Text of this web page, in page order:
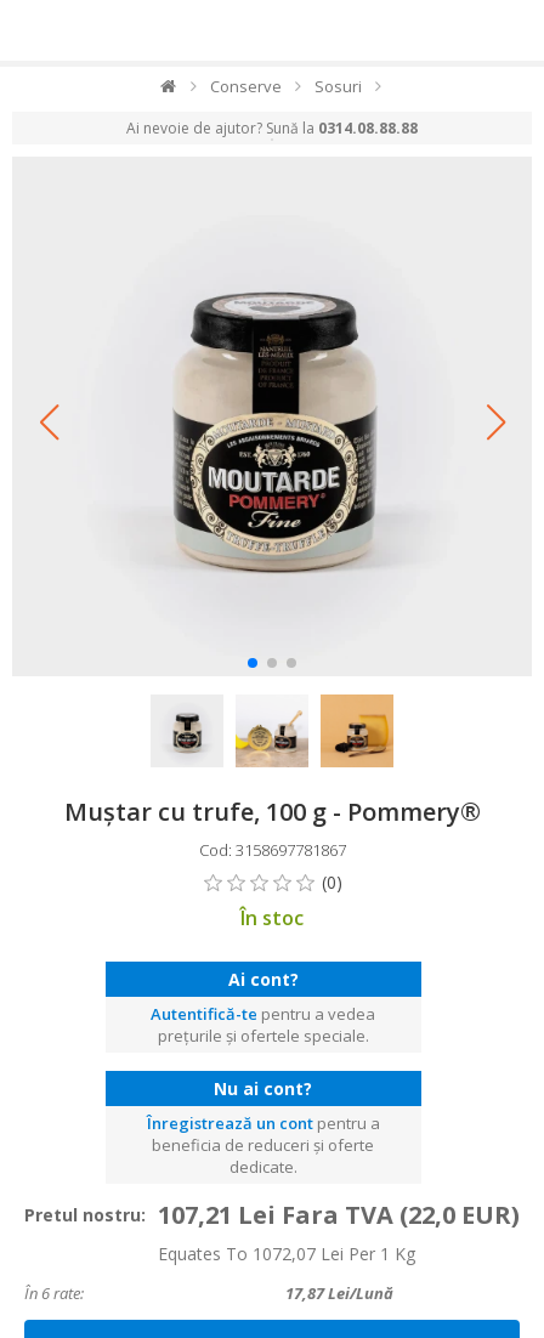
Conserve Sosuri
Ai nevoie de ajutor? Sună la 0314.08.88.88
Muștar cu trufe, 100 g - Pommery®
Cod: 3158697781867
În stoc
Ai cont?
Autentifică-te pentru a vedea
prețurile și ofertele speciale.
Nu ai cont?
Înregistrează un contpentru a
beneficia de reduceri și oferte
dedicate.
Pretul nostru: 107,21 Lei Fara TVA (22,0 EUR)
Equates To 1072,07 Lei Per 1 Kg
În 6 rate: 17,87Lei/lună